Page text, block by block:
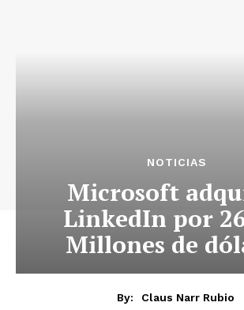
NOTICIAS
Microsoft
LinkedIn por
Millones de
By:
Claus Narr Rubio